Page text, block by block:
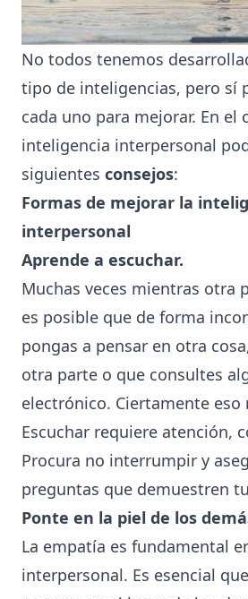
No todos tenemos
tipo de inteligencias, pero sí
cada uno para mejorar. En el
inteligencia interpersonal
siguientes consejos:
Formas de mejorar la
interpersonal
Aprende a escuchar.
Muchas veces mientras otra
es posible que de forma
pongas a pensar en otra
otra parte o que consultes
electrónico. Ciertamente eso
Escuchar requiere atención,
Procura no interrumpir y
preguntas que demuestren
Ponte en la piel de los
La empatía es fundamental
interpersonal. Es esencial